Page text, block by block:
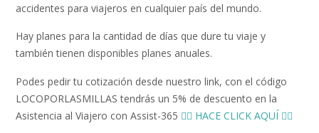
accidentes para viajeros en cualquier país del mundo.
Hay planes para la cantidad de días que dure tu viaje y
también tienen disponibles planes anuales.
Podes pedir tu cotización desde nuestro link, con el código
LOCOPORLASMILLAS tendrás un 5% de descuento en la
Asistencia al Viajero con Assist-365 👉🏻 HACE CLICK AQUÍ 👈🏻